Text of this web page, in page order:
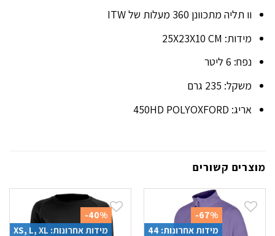
וו תליה מתכוונן 360 מעלות של ITW
מידות: 25X23X10 CM
נפח: 6 ליטר
משקל: 235 גרם
אריג: 450HD POLYOXFORD
מוצרים קשורים
-67%
מידות אחרונות: 44
-40%
מידות אחרונות: XS, L, XL